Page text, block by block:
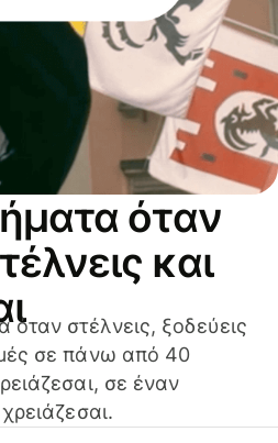
όταν
και
στέλνεις, ξοδεύεις
σε πάνω από 40
σε έναν